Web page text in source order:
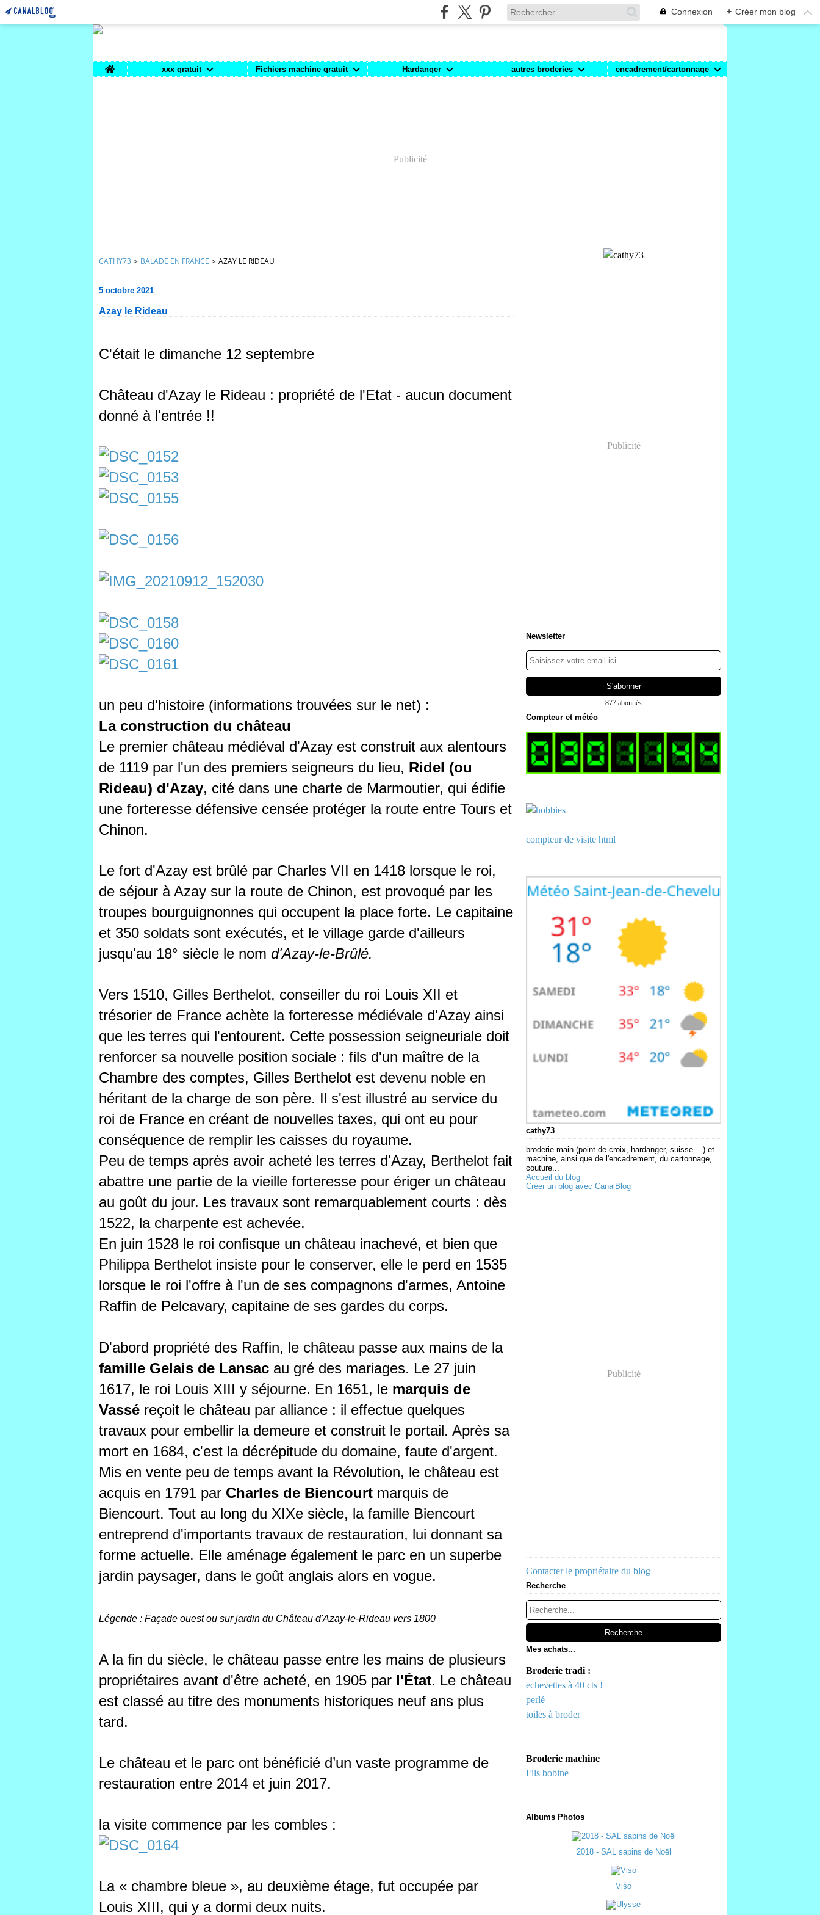
Connexion + Créer mon blog
Home xxx gratuit Fichiers machine gratuit Hardanger autres broderies encadrement/cartonnage
Publicité
CATHY73 > BALADE EN FRANCE > AZAY LE RIDEAU
5 octobre 2021
Azay le Rideau
C'était le dimanche 12 septembre
Château d'Azay le Rideau : propriété de l'Etat - aucun document
donné à l'entrée !!
un peu d'histoire (informations trouvées sur le net) :
La construction du château
Le premier château médiéval d'Azay est construit aux alentours
de 1119 par l'un des premiers seigneurs du lieu, Ridel (ou
Rideau) d'Azay, cité dans une charte de Marmoutier, qui édifie
une forteresse défensive censée protéger la route entre Tours et
Chinon.
Le fort d'Azay est brûlé par Charles VII en 1418 lorsque le roi,
de séjour à Azay sur la route de Chinon, est provoqué par les
troupes bourguignonnes qui occupent la place forte. Le capitaine
et 350 soldats sont exécutés, et le village garde d'ailleurs
jusqu'au 18° siècle le nom d'Azay-le-Brûlé.
Vers 1510, Gilles Berthelot, conseiller du roi Louis XII et
trésorier de France achète la forteresse médiévale d'Azay ainsi
que les terres qui l'entourent. Cette possession seigneuriale doit
renforcer sa nouvelle position sociale : fils d'un maître de la
Chambre des comptes, Gilles Berthelot est devenu noble en
héritant de la charge de son père. Il s'est illustré au service du
roi de France en créant de nouvelles taxes, qui ont eu pour
conséquence de remplir les caisses du royaume.
Peu de temps après avoir acheté les terres d'Azay, Berthelot fait
abattre une partie de la vieille forteresse pour ériger un château
au goût du jour. Les travaux sont remarquablement courts : dès
1522, la charpente est achevée.
En juin 1528 le roi confisque un château inachevé, et bien que
Philippa Berthelot insiste pour le conserver, elle le perd en 1535
lorsque le roi l'offre à l'un de ses compagnons d'armes, Antoine
Raffin de Pelcavary, capitaine de ses gardes du corps.
D'abord propriété des Raffin, le château passe aux mains de la
famille Gelais de Lansac au gré des mariages. Le 27 juin
1617, le roi Louis XIII y séjourne. En 1651, le marquis de
Vassé reçoit le château par alliance : il effectue quelques
travaux pour embellir la demeure et construit le portail. Après sa
mort en 1684, c'est la décrépitude du domaine, faute d'argent.
Mis en vente peu de temps avant la Révolution, le château est
acquis en 1791 par Charles de Biencourt marquis de
Biencourt. Tout au long du XIXe siècle, la famille Biencourt
entreprend d'importants travaux de restauration, lui donnant sa
forme actuelle. Elle aménage également le parc en un superbe
jardin paysager, dans le goût anglais alors en vogue.
Légende : Façade ouest ou sur jardin du Château d'Azay-le-Rideau vers 1800
A la fin du siècle, le château passe entre les mains de plusieurs
propriétaires avant d'être acheté, en 1905 par l'État. Le château
est classé au titre des monuments historiques neuf ans plus
tard.
Le château et le parc ont bénéficié d’un vaste programme de
restauration entre 2014 et juin 2017.
la visite commence par les combles :
La « chambre bleue », au deuxième étage, fut occupée par
Louis XIII, qui y a dormi deux nuits.
Publicité
Newsletter
877 abonnés
Compteur et météo
compteur de visite html
cathy73
broderie main (point de croix, hardanger, suisse... ) et
machine, ainsi que de l'encadrement, du cartonnage,
couture...
Accueil du blog
Créer un blog avec CanalBlog
Publicité
Contacter le propriétaire du blog
Recherche
Mes achats...
Broderie tradi :
echevettes à 40 cts !
perlé
toiles à broder
Broderie machine
Fils bobine
Albums Photos
2018 - SAL sapins de Noël
Viso